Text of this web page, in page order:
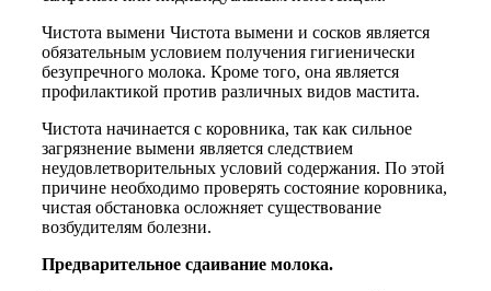
Чистота вымени Чистота вымени и сосков является
обязательным условием получения гигиенически
безупречного молока. Кроме того, она является
профилактикой против различных видов мастита.
Чистота начинается с коровника, так как сильное
загрязнение вымени является следствием
неудовлетворительных условий содержания. По этой
причине необходимо проверять состояние коровника,
чистая обстановка осложняет существование
возбудителям болезни.
Предварительное сдаивание молока.